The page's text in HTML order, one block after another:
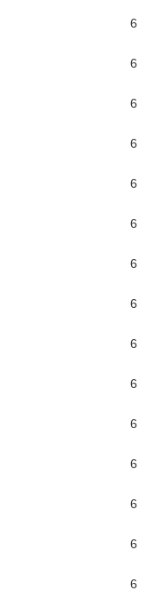
6
6
6
6
6
6
6
6
6
6
6
6
6
6
6